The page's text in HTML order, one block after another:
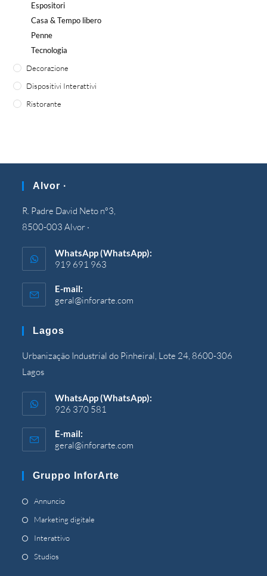
Espositori
Casa & Tempo libero
Penne
Tecnologia
Decorazione
Dispositivi Interattivi
Ristorante
Alvor ·
R. Padre David Neto nº3,
8500-003 Alvor ·
WhatsApp (WhatsApp):
919 691 963
E-mail:
geral@inforarte.com
Lagos
Urbanização Industrial do Pinheiral, Lote 24, 8600-306
Lagos
WhatsApp (WhatsApp):
926 370 581
E-mail:
geral@inforarte.com
Gruppo InforArte
AnnuncioSi
una
Marketing digitale
InterattivoSi
Studios